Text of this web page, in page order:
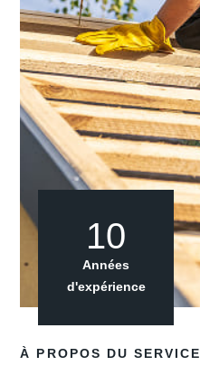
À PROPOS DU SERVICE
10
Années
d'expérience